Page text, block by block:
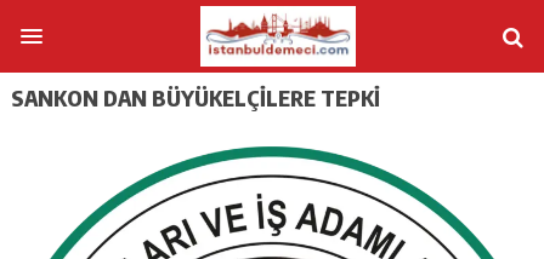
SANKON DAN BÜYÜKELÇİLERE TEPKİ